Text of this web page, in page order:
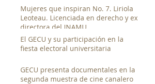
Mujeres que inspiran No. 7. Liriola
Leoteau. Licenciada en derecho y ex
directora del INAMU
El GECU y su participación en la
fiesta electoral universitaria
GECU presenta documentales en la
segunda muestra de cine canalero